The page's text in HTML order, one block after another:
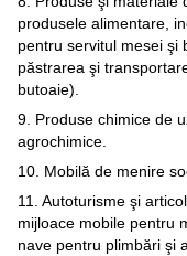
produsele alimentare,
pentru servitul mesei şi
păstrarea şi
butoaie).
9. Produse chimice de
agrochimice.
10. Mobilă de menire
11. Autoturisme şi
mijloace mobile pentru
nave pentru plimbări şi